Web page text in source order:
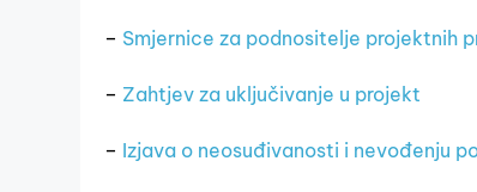
– Smjernice za podnositelje projektnih
– Zahtjev za uključivanje u projekt
– Izjava o neosuđivanosti i nevođenju